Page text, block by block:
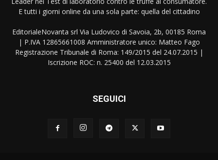
E tutti i giorni online da una sola parte: quella del cittadino
EditorialeNovanta srl Via Ludovico di Savoia, 2b, 00185 Roma
| P.IVA 12865661008 Amministratore unico: Matteo Fago
Registrazione Tribunale di Roma: 149/2015 del 24.07.2015 |
Iscrizione ROC: n. 25400 del 12.03.2015
SEGUICI